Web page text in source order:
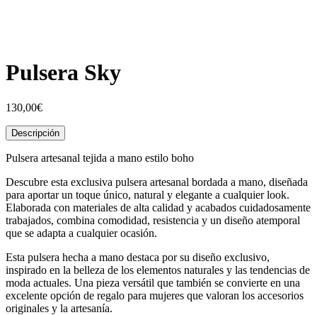
Pulsera Sky
130,00€
Descripción
Pulsera artesanal tejida a mano estilo boho
Descubre esta exclusiva pulsera artesanal bordada a mano, diseñada
para aportar un toque único, natural y elegante a cualquier look.
Elaborada con materiales de alta calidad y acabados cuidadosamente
trabajados, combina comodidad, resistencia y un diseño atemporal
que se adapta a cualquier ocasión.
Esta pulsera hecha a mano destaca por su diseño exclusivo,
inspirado en la belleza de los elementos naturales y las tendencias de
moda actuales. Una pieza versátil que también se convierte en una
excelente opción de regalo para mujeres que valoran los accesorios
originales y la artesanía.